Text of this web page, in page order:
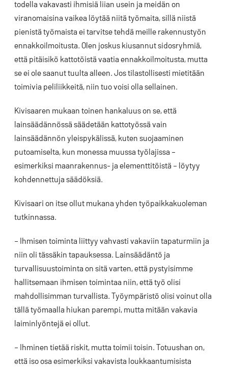
todella vakavasti ihmisiä liian usein ja meidän on
viranomaisina vaikea löytää niitä työmaita, sillä niistä
pienistä työmaista ei tarvitse tehdä meille rakennustyön
ennakkoilmoitusta. Olen joskus kiusannut sidosryhmiä,
että pitäisikö kattotöistä vaatia ennakkoilmoitusta, mutta
se ei ole saanut tuulta alleen. Jos tilastollisesti mietitään
toimivia peliliikkeitä, niin tuo voisi olla sellainen.
Kivisaaren mukaan toinen hankaluus on se, että
lainsäädännössä säädetään kattotyössä vain
lainsäädännön yleispykälissä, kuten suojaaminen
putoamiselta, kun monessa muussa työlajissa –
esimerkiksi maanrakennus- ja elementtitöistä – löytyy
kohdennettuja säädöksiä.
Kivisaari on itse ollut mukana yhden työpaikkakuoleman
tutkinnassa.
– Ihmisen toiminta liittyy vahvasti vakaviin tapaturmiin ja
niin oli tässäkin tapauksessa. Lainsäädäntö ja
turvallisuustoiminta on sitä varten, että pystyisimme
hallitsemaan ihmisen toimintaa niin, että työ olisi
mahdollisimman turvallista. Työympäristö olisi voinut olla
tällä työmaalla hiukan parempi, mutta mitään vakavia
laiminlyöntejä ei ollut.
– Ihminen tietää riskit, mutta toimii toisin. Totuushan on,
että iso osa esimerkiksi vakavista loukkaantumisista